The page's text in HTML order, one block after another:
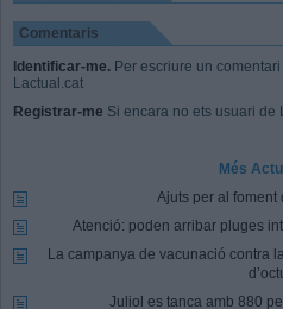
Comentaris
Identificar-me. Per escriure un
Lactual.cat
Registrar-me Si encara no ets usuari de
Més
Ajuts per al foment
Atenció: poden arribar pluges
La campanya de vacunació contra
Juliol es tanca amb 880